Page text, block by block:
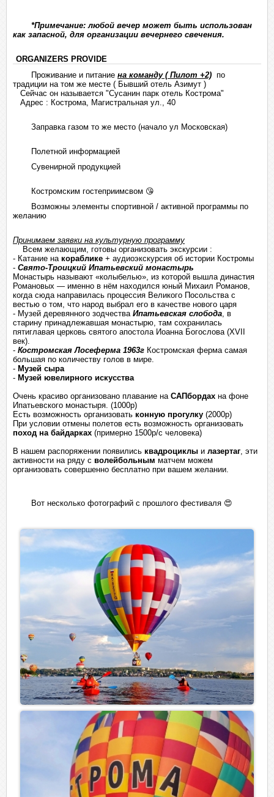
*Примечание: любой вечер может быть использован
как запасной, для организации вечернего свечения.
ORGANIZERS PROVIDE
Проживание и питание на команду ( Пилот +2) по
традиции на том же месте ( Бывший отель Азимут )
Сейчас он называется "Сусанин парк отель Кострома"
Адрес : Кострома, Магистральная ул., 40
Заправка газом то же место (начало ул Московская)
Полетной информацией
Сувенирной продукцией
Костромским гостеприимсвом 😘
Возможны элементы спортивной / активной программы по
желанию
Принимаем заявки на культурную программу
Всем желающим, готовы организовать экскурсии :
- Катание на кораблике + аудиоэкскурсия об истории Костромы
- Свято-Троицкий Ипатьевский монастырь
Монастырь называют «колыбелью», из которой вышла династия
Романовых — именно в нём находился юный Михаил Романов,
когда сюда направилась процессия Великого Посольства с
вестью о том, что народ выбрал его в качестве нового царя
- Музей деревянного зодчества Ипатьевская слобода, в
старину принадлежавшая монастырю, там сохранилась
пятиглавая церковь святого апостола Иоанна Богослова (XVII
век).
- Костромская Лосеферма 1963г Костромская ферма самая
большая по количеству голов в мире.
- Музей сыра
- Музей ювелирного искусства
Очень красиво организовано плавание на САПбордах на фоне
Ипатьевского монастыря. (1000р)
Есть возможность организовать конную прогулку (2000р)
При условии отмены полетов есть возможность организовать
поход на байдарках (примерно 1500р/с человека)
В нашем распоряжении появились квадроциклы и лазертаг, эти
активности на ряду с волейбольным матчем можем
организовать совершенно бесплатно при вашем желании.
Вот несколько фотографий с прошлого фестиваля 😍